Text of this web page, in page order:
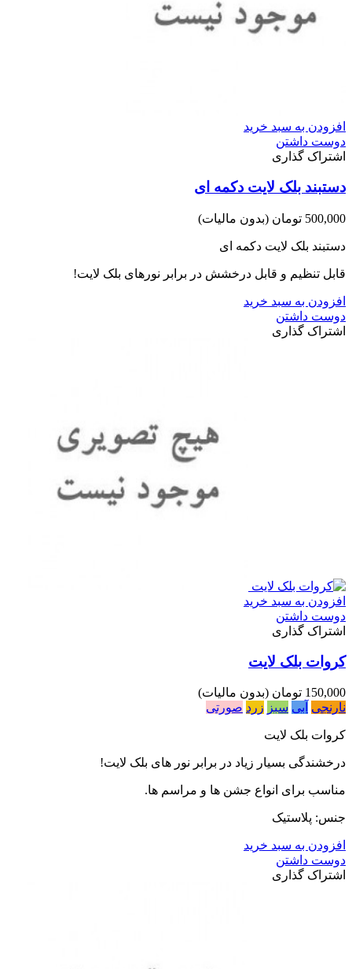
افزودن به سبد خرید
دوست داشتن
اشتراک گذاری
دستبند بلک لایت دکمه ای
500,000 تومان (بدون مالیات)
دستبند بلک لایت دکمه ای
قابل تنظیم و قابل درخشش در برابر نورهای بلک لایت!
افزودن به سبد خرید
دوست داشتن
اشتراک گذاری
افزودن به سبد خرید
دوست داشتن
اشتراک گذاری
کروات بلک لایت
150,000 تومان
(بدون مالیات)
نارنجی آبی سبز زرد صورتی
کروات بلک لایت
درخشندگی بسیار زیاد در برابر نور های بلک لایت!
مناسب برای انواع جشن ها و مراسم ها.
جنس: پلاستیک
افزودن به سبد خرید
دوست داشتن
اشتراک گذاری